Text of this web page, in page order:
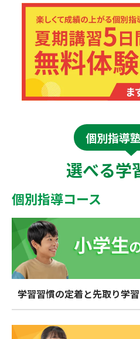
個別指導
選べる学
個別指導コース
学習習慣の定着と先取り学習